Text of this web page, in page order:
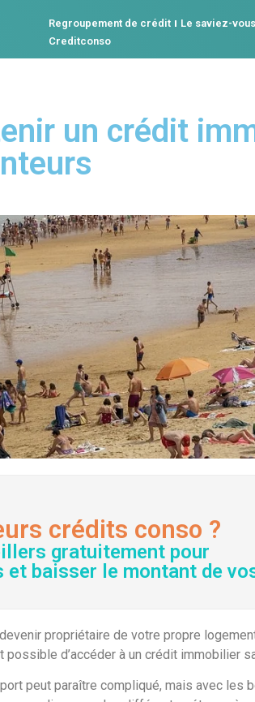
Regroupement de crédit Le saviez-
Creditconso
un crédit
crédits conso ?
gratuitement pour
baisser le montant de
propriétaire de votre propre
d’accéder à un crédit immobilier
peut paraître compliqué, mais avec